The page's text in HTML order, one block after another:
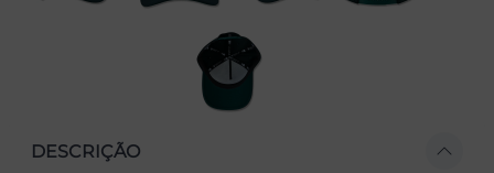
DESCRIÇÃO